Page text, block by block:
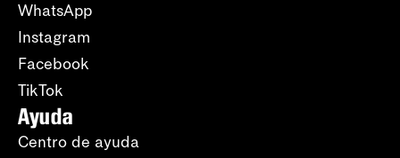
WhatsApp
Instagram
Facebook
TikTok
Ayuda
Centro de ayuda